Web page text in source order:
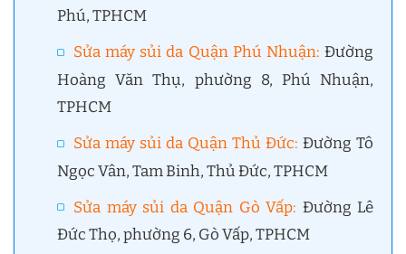
Phú, TPHCM
Sửa máy sủi da Quận Phú Nhuận: Đường
Hoàng Văn Thụ, phường 8, Phú Nhuận,
TPHCM
Sửa máy sủi da Quận Thủ Đức: Đường Tô
Ngọc Vân, Tam Binh, Thủ Đức, TPHCM
Sửa máy sủi da Quận Gò Vấp: Đường Lê
Đức Thọ, phường 6, Gò Vấp, TPHCM